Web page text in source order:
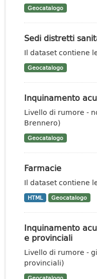
Geocatalogo
Sedi distretti
Il dataset contiene
Geocatalogo
Inquinamento
Livello di rumore -
Brennero)
Geocatalogo
Farmacie
Il dataset contiene
HTML Geocatalogo
Inquinamento
e provinciali
Livello di rumore -
provinciali)